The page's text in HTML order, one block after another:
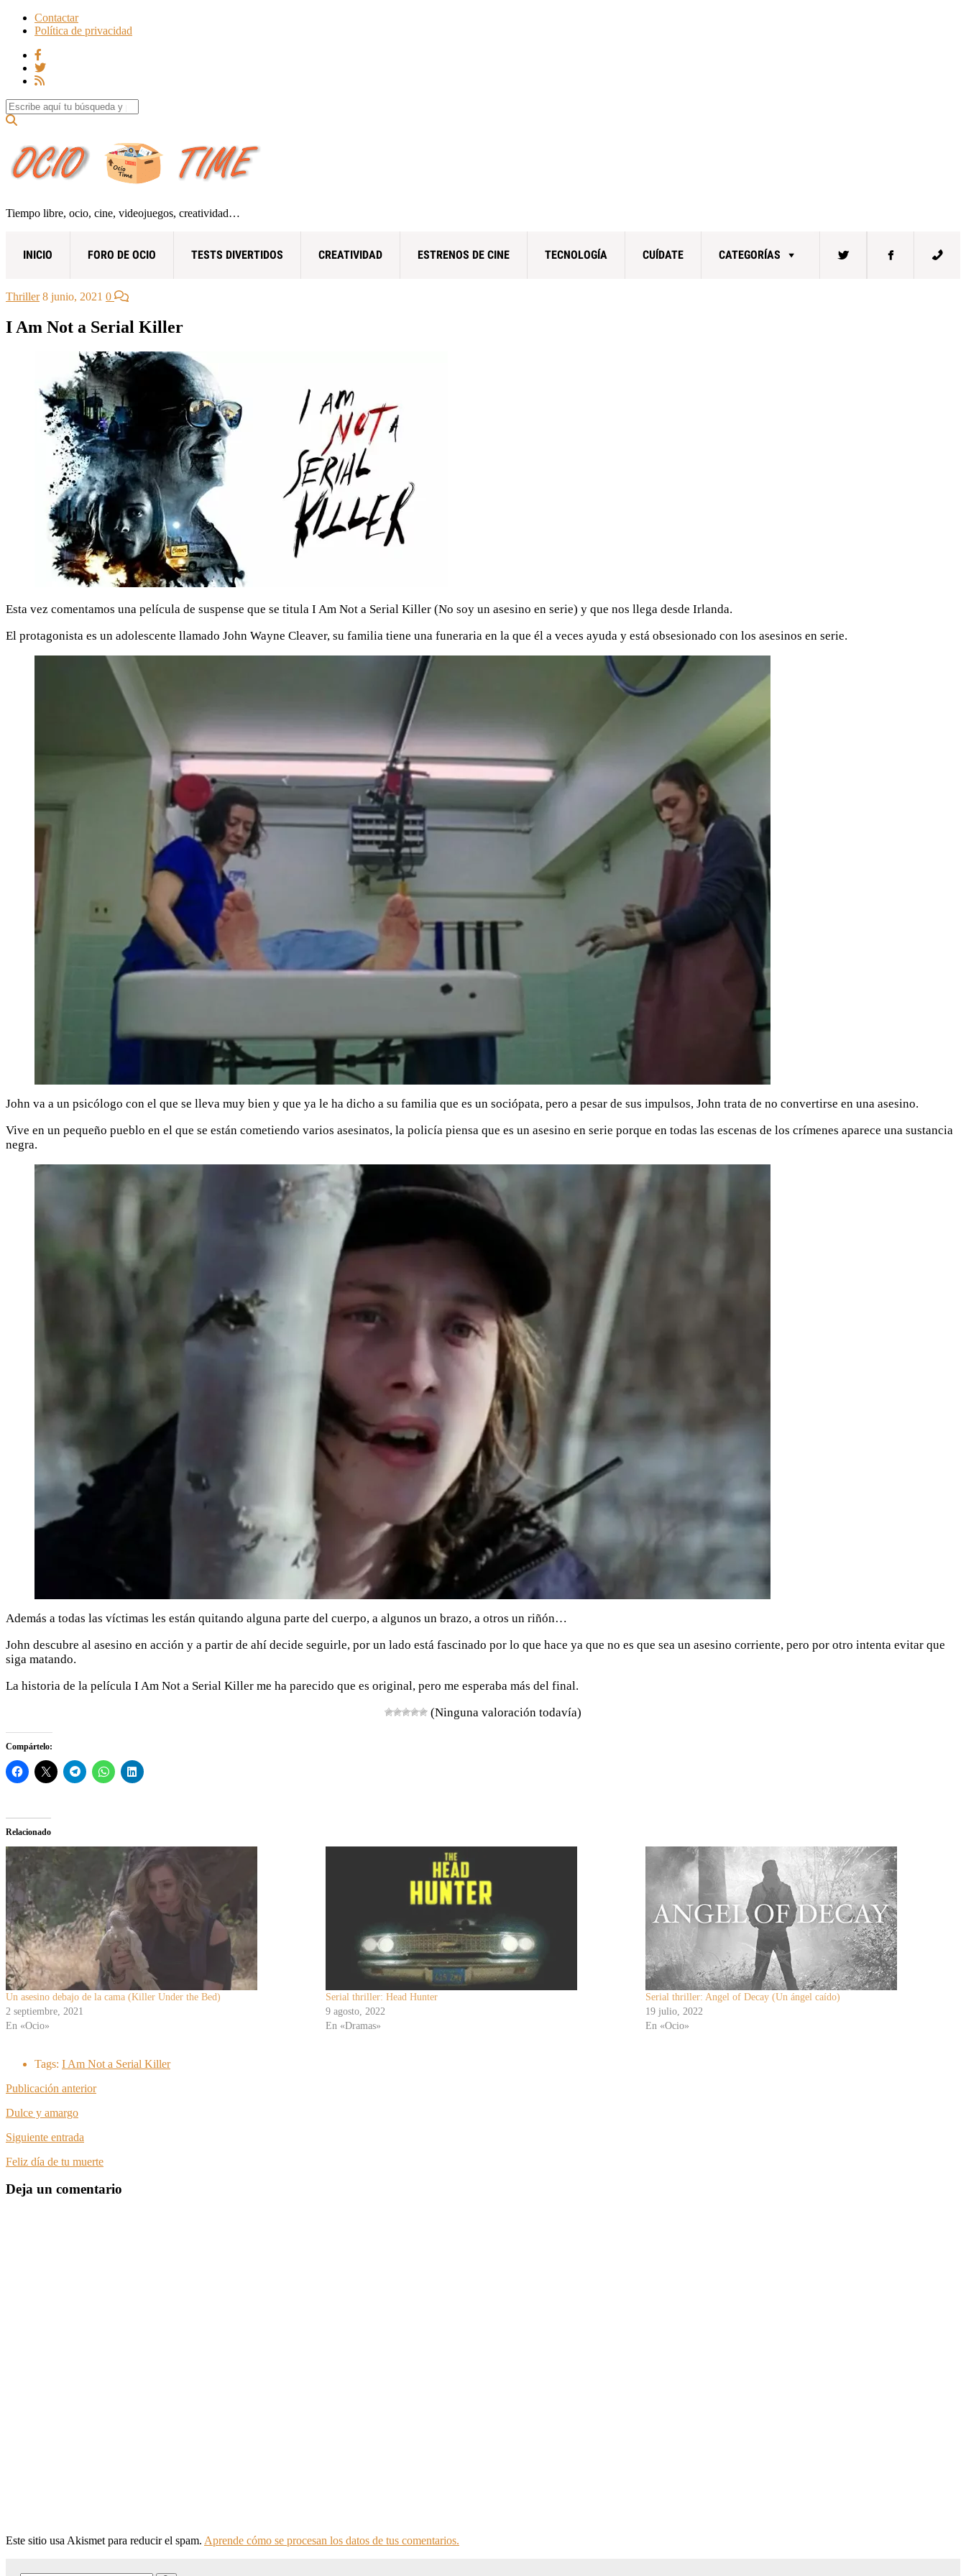
Contactar
Política de privacidad
Search for:
Tiempo libre, ocio, cine, videojuegos, creatividad…
INICIO FORO DE OCIO TESTS DIVERTIDOS CREATIVIDAD ESTRENOS DE CINE TECNOLOGÍA CUÍDATE CATEGORÍAS
Thriller 8 junio, 2021 0
I Am Not a Serial Killer
Esta vez comentamos una película de suspense que se titula I Am Not a Serial Killer (No soy un asesino en serie) y que nos llega desde Irlanda.
El protagonista es un adolescente llamado John Wayne Cleaver, su familia tiene una funeraria en la que él a veces ayuda y está obsesionado con los asesinos en serie.
John va a un psicólogo con el que se lleva muy bien y que ya le ha dicho a su familia que es un sociópata, pero a pesar de sus impulsos, John trata de no convertirse en una asesino.
Vive en un pequeño pueblo en el que se están cometiendo varios asesinatos, la policía piensa que es un asesino en serie porque en todas las escenas de los crímenes aparece una sustancia
negra.
Además a todas las víctimas les están quitando alguna parte del cuerpo, a algunos un brazo, a otros un riñón…
John descubre al asesino en acción y a partir de ahí decide seguirle, por un lado está fascinado por lo que hace ya que no es que sea un asesino corriente, pero por otro intenta evitar que
siga matando.
La historia de la película I Am Not a Serial Killer me ha parecido que es original, pero me esperaba más del final.
(Ninguna valoración todavía)
Compártelo:
Relacionado
Un asesino debajo de la cama (Killer Under the Bed)
2 septiembre, 2021
En «Ocio»
Serial thriller: Head Hunter
9 agosto, 2022
En «Dramas»
Serial thriller: Angel of Decay (Un ángel caído)
19 julio, 2022
En «Ocio»
Tags: I Am Not a Serial Killer
Publicación anterior
Dulce y amargo
Siguiente entrada
Feliz día de tu muerte
Deja un comentario
Este sitio usa Akismet para reducir el spam. Aprende cómo se procesan los datos de tus comentarios.